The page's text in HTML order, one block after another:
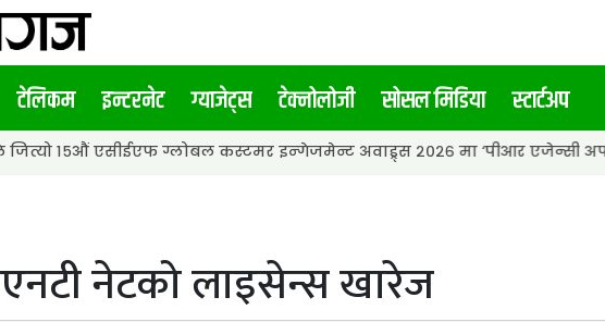
टेलिकम इन्टरनेट ग्याजेट्स टेक्नोलोजी सोसल मिडिया स्टार्टअप
एसीईएफ ग्लोबल कस्टमर इन्गेजमेन्ट अवाड्र्स २०२६ मा ‘पीआर एजेन्सी अफ द इयर’ अवार्ड
नेटको लाइसेन्स खारेज